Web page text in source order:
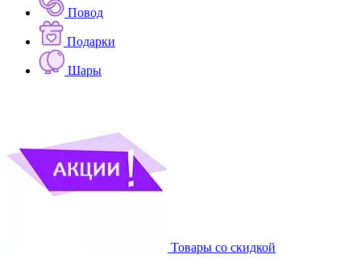
Повод
Подарки
Шары
Товары со скидкой